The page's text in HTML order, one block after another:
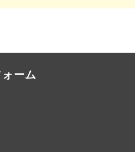
ーム